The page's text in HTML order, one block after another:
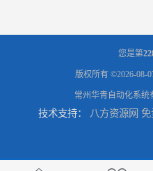
您是第
版权所有 ©2026-08-
常州华青自动化系统
技术支持： 八方资源网